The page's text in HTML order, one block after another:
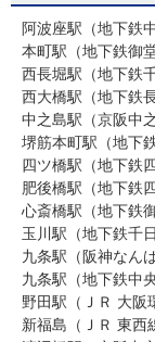
阿波座駅（地下鉄
本町駅（地下鉄御
西長堀駅（地下鉄
西大橋駅（地下鉄
中之島駅（京阪中
堺筋本町駅（地下
四ツ橋駅（地下鉄
肥後橋駅（地下鉄
心斎橋駅（地下鉄
玉川駅（地下鉄千
九条駅（阪神なん
九条駅（地下鉄中
野田駅（ＪＲ 大
新福島（ＪＲ 東